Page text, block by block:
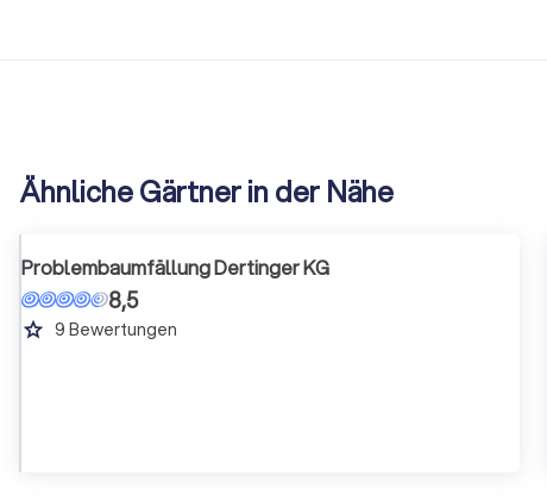
Ähnliche Gärtner in der Nähe
Problembaumfällung Dertinger KG
8,5
grade 9 Bewertungen